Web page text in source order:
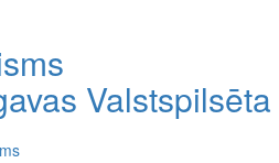
Valstspilsēta